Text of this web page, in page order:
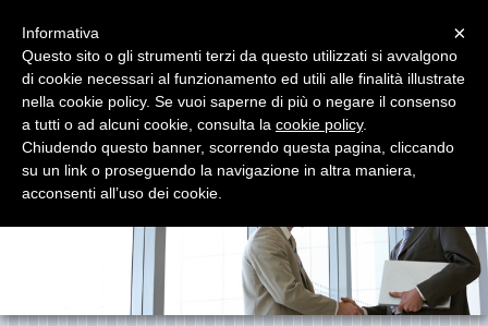
ABATE CONSULTING
Servizi alle Imprese - Consulenza Sportiva
×
Informativa
Questo sito o gli strumenti terzi da questo utilizzati si avvalgono
di cookie necessari al funzionamento ed utili alle finalità illustrate
nella cookie policy. Se vuoi saperne di più o negare il consenso
a tutti o ad alcuni cookie, consulta la cookie policy.
Chiudendo questo banner, scorrendo questa pagina, cliccando
su un link o proseguendo la navigazione in altra maniera,
acconsenti all’uso dei cookie.